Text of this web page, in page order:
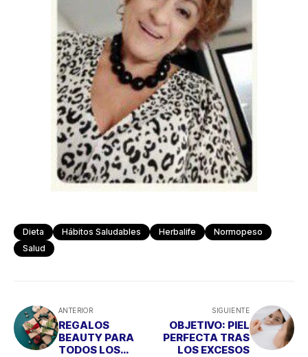
Dieta Hábitos Saludables Herbalife
Normopeso
Salud
ANTERIOR
REGALOS
BEAUTY PARA
TODOS LOS
SIGUIENTE
OBJETIVO: PIEL
PERFECTA TRAS
LOS EXCESOS